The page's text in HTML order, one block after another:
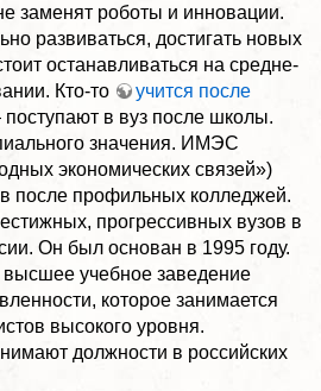
заменят роботы и инновации.
развиваться, достигать новых
останавливаться на средне-
Кто-то
учится после
в вуз после школы.
значения. ИМЭС
экономических связей»)
после профильных колледжей.
прогрессивных вузов в
Он был основан в 1995 году.
высшее учебное заведение
которое занимается
высокого уровня.
должности в российских